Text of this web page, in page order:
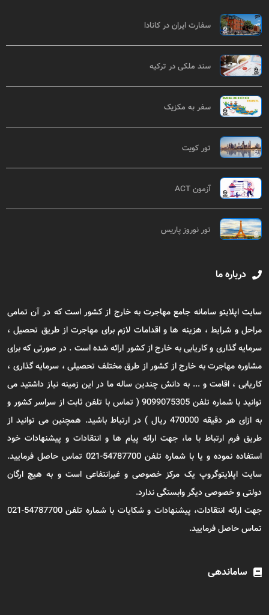
سفارت ایران در کانادا
سند ملکی در ترکیه
سفر به مکزیک
تور کویت
آزمون ACT
تور نوروز پاریس
درباره ما
سایت اپلایتو سامانه جامع مهاجرت به خارج از کشور است که در آن تمامی
مراحل و شرایط ، هزینه ها و اقدامات لازم برای مهاجرت از طریق تحصیل ،
سرمایه گذاری و کاریابی به خارج از کشور ارائه شده است . در صورتی که برای
مشاوره مهاجرت به خارج از کشور از طرق مختلف تحصیلی ، سرمایه گذاری ،
کاریابی ، اقامت و ... به دانش چندین ساله ما در این زمینه نیاز داشتید می
توانید با شماره تلفن 9099075305 ( تماس با تلفن ثابت از سراسر کشور و
به ازای هر دقیقه 470000 ریال ) در ارتباط باشید. همچنین می توانید از
طریق فرم ارتباط با ما، جهت ارائه پیام ها و انتقادات و پیشنهادات خود
استفاده نموده و یا با شماره تلفن 54787700-021 تماس حاصل فرمایید.
سایت اپلایتوگروپ یک مرکز خصوصی و غیرانتفاعی است و به هیچ ارگان
دولتی و خصوصی دیگر وابستگی ندارد.
جهت ارائه انتقادات، پیشنهادات و شکایات با شماره تلفن 54787700-021
تماس حاصل فرمایید.
ساماندهی